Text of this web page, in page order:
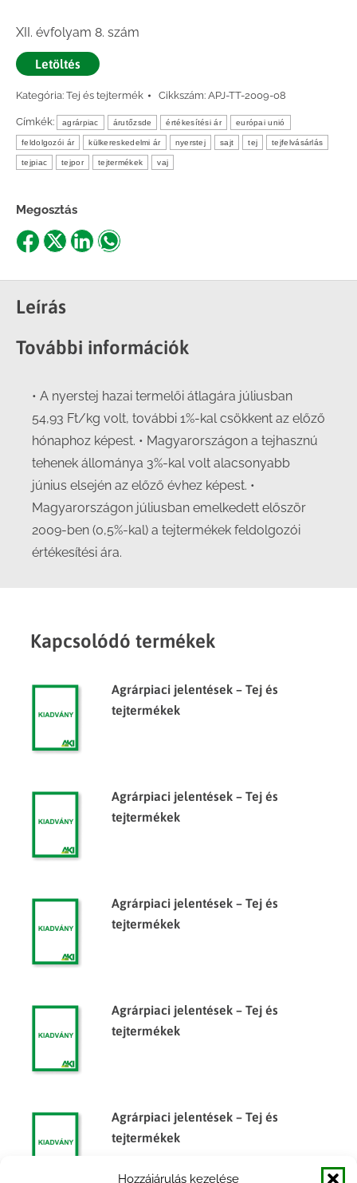
Hozzájárulás kezelése
XII. évfolyam 8. szám
Letöltés
Kategória: Tej és tejtermék Cikkszám: APJ-TT-2009-08
Címkék: agrárpiac árutőzsde értékesítési ár európai unió
feldolgozói ár külkereskedelmi ár nyerstej sajt tej tejfelvásárlás
tejpiac tejpor tejtermékek vaj
Megosztás
Share
Facebook
Share
X
ShareShare
Leírás
További információk
• A nyerstej hazai termelői átlagára júliusban
54,93 Ft/kg volt, további 1%-kal csökkent az előző
hónaphoz képest. • Magyarországon a tejhasznú
tehenek állománya 3%-kal volt alacsonyabb
június elsején az előző évhez képest. •
Magyarországon júliusban emelkedett először
2009-ben (0,5%-kal) a tejtermékek feldolgozói
értékesítési ára.
Kapcsolódó termékek
Agrárpiaci jelentések – Tej és
tejtermékek
Agrárpiaci jelentések – Tej és
tejtermékek
Agrárpiaci jelentések – Tej és
tejtermékek
Agrárpiaci jelentések – Tej és
tejtermékek
Agrárpiaci jelentések – Tej és
tejtermékek